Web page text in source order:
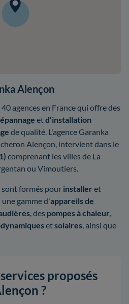
Alençon
agences en France qui offre des
etd'installation
de qualité. L'agence Garanka
Alençon, intervient dans le
comprenant les villes de La
ou Vimoutiers.
sont formés pour installer et
une gamme d'appareils de
, des pompes à chaleur,
etsolaires, ainsi que
proposés
?